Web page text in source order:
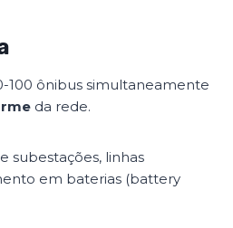
100 ônibus simultaneamente
da rede.
subestações, linhas
em baterias (battery